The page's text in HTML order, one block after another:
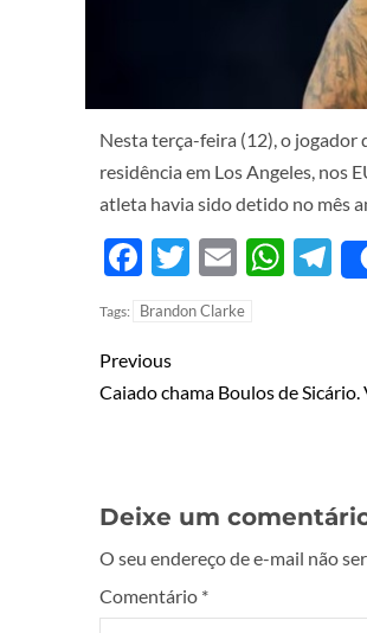
Nesta terça-feira (12), o jogador
residência em Los Angeles, nos
atleta havia sido detido no mês
Facebook
Twitter
Email
Tags: Brandon Clarke
Previous
Caiado chama Boulos de Sicário.
Deixe um
O seu endereço de e-mail não
Comentário *